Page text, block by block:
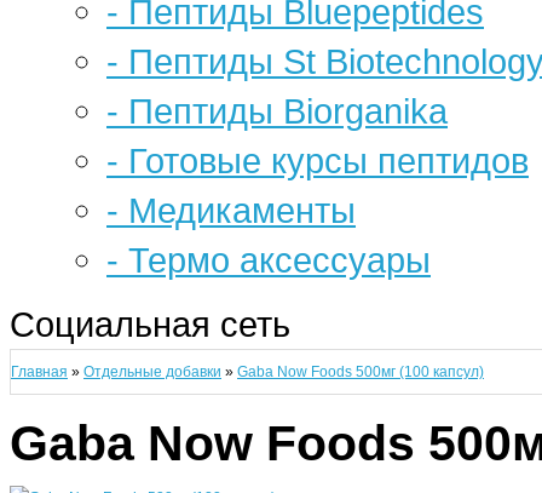
- Пептиды Bluepeptides
- Пептиды St
- Пептиды Biorganika
- Готовые курсы пептидов
- Медикаменты
- Термо аксессуары
Социальная сеть
Главная » Отдельные добавки » Gaba Now Foods 500мг (100 капсул)
Gaba Now Foods